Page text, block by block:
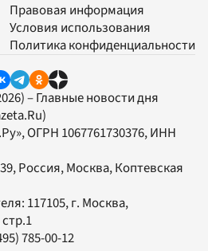
Правовая информация
Условия использования
Политика конфиденциальности
– Главные новости дня
, ОГРН 1067761730376, ИНН
Россия, Москва, Коптевская
117105, г. Москва,
785-00-12